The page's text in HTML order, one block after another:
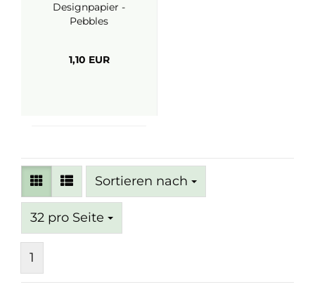
Designpapier -
Pebbles
1,10 EUR
Sortieren nach
Sortieren nach
32 pro Seite
pro Seite
1